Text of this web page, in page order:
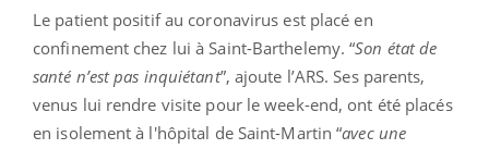
Le patient positif au coronavirus est placé en
confinement chez lui à Saint-Barthelemy. “Son état de
santé n’est pas inquiétant”, ajoute l’ARS. Ses parents,
venus lui rendre visite pour le week-end, ont été placés
en isolement à l'hôpital de Saint-Martin “avec une